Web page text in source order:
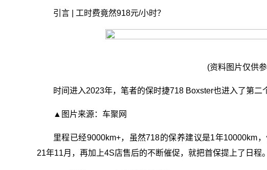
引言 | 工时费竟然918元/小时？
(资料图片仅供
时间进入2023年，笔者的保时捷718 Boxster也进入了第二
▲图片来源：车聚网
里程已经9000km+，虽然718的保养建议是1年10000km
21年11月，再加上4S店售后的不断催促，就把首保提上了日程。